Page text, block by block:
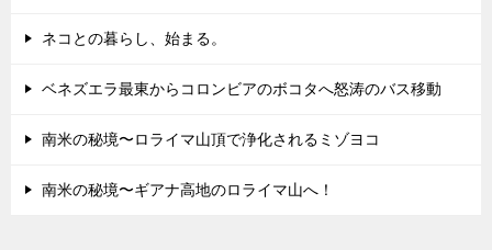
ネコとの暮らし、始まる。
ベネズエラ最東からコロンビアのボコタへ怒涛のバス移動
南米の秘境〜ロライマ山頂で浄化されるミゾヨコ
南米の秘境〜ギアナ高地のロライマ山へ！